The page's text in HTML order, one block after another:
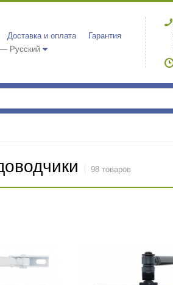
Доставка и оплата
Гарантия
Русский
98 товаров